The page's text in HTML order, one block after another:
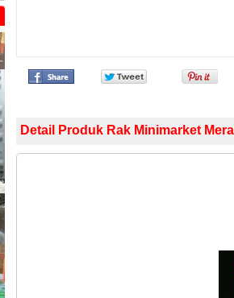
Detail Produk Rak Minimarket